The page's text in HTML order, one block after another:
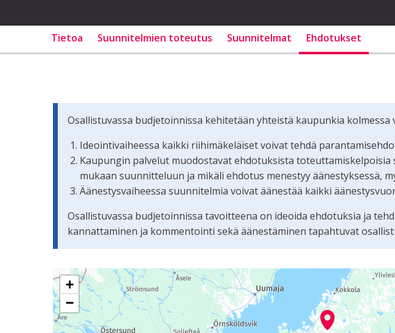
Tietoa Suunnitelmien toteutus Suunnitelmat Ehdotukset
Osallistuvassa budjetoinnissa kehitetään yhteistä kaupunkia kolmessa
Ideointivaiheessa kaikki riihimäkeläiset voivat tehdä
Kaupungin palvelut muodostavat ehdotuksista
mukaan suunnitteluun ja mikäli ehdotus menestyy äänestyksessä,
Äänestysvaiheessa suunnitelmia voivat äänestää kaikki
Osallistuvassa budjetoinnissa tavoitteena on ideoida ehdotuksia ja
kannattaminen ja kommentointi sekä äänestäminen tapahtuvat
Seuraavassa elementissä on kartta, joka esittää tämän sivun tietueet
+
−